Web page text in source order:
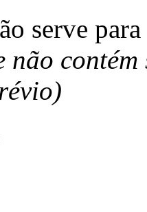
serve
não